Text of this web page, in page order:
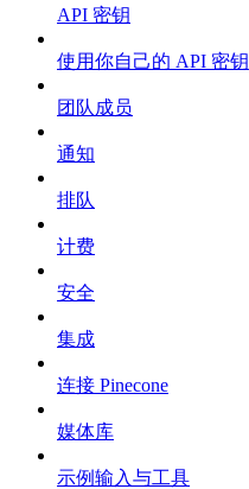
API 密钥
使用你自己的 API 密钥
团队成员
通知
排队
计费
安全
集成
连接 Pinecone
媒体库
示例输入与工具